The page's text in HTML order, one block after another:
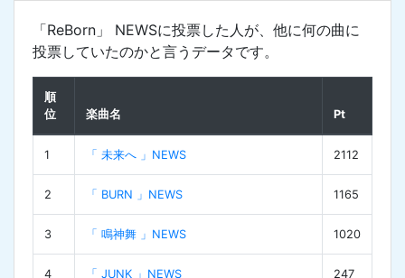
「ReBorn」 NEWSに投票した人が、他に何の曲に
投票していたのかと言うデータです。
順
位
楽曲名 Pt
1 「 未来へ 」NEWS 2112
2 「 BURN 」NEWS 1165
3 「 鳴神舞 」NEWS 1020
4 「 JUNK 」NEWS 247